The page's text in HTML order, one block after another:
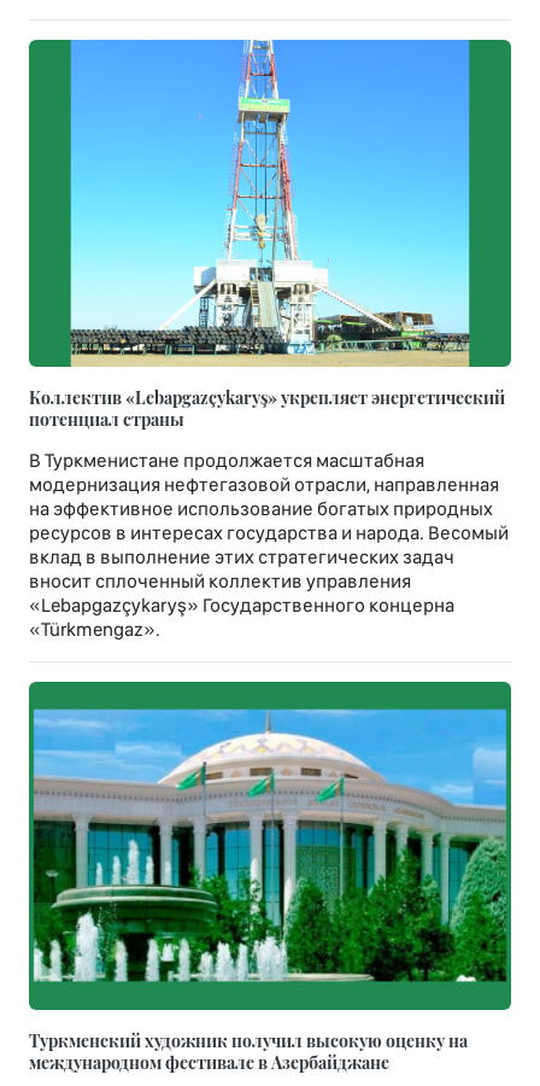
Коллектив «Lebapgazçykaryş» укрепляет энергетический
потенциал страны
В Туркменистане продолжается масштабная
модернизация нефтегазовой отрасли, направленная
на эффективное использование богатых природных
ресурсов в интересах государства и народа. Весомый
вклад в выполнение этих стратегических задач
вносит сплоченный коллектив управления
«Lebapgazçykaryş» Государственного концерна
«Türkmengaz».
Туркменский художник получил высокую оценку на
международном фестивале в Азербайджане